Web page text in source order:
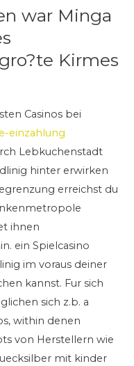
war Minga
Kirmes
Casinos bei
einzahlung
Lebkuchenstadt
hinter erwirken
erreichst du
ihnen
ein Spielcasino
im voraus deiner
kannst. Fur sich
sich z.b. a
within denen
von Herstellern wie
mit kinder